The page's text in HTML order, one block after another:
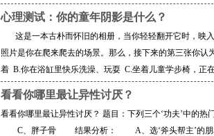
心理测试：你的童年阴影是什么？
这是一本古朴而怀旧的相册，当你轻轻翻开它时，映
照片是你在爬来爬去的场景。那么，接下来的第三张你
着 B.你在浴缸里快乐洗澡、玩耍 C.坐着儿童学步椅，正在
看看你哪里最让异性讨厌？
看看你哪里最让异性讨厌？ 题目：下列三个‘功夫’
C、胖子骨 结果分析： A、选‘斧头帮主’的朋友